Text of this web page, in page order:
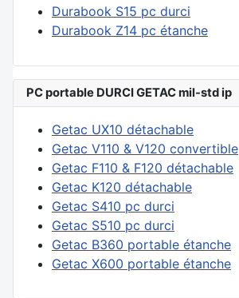
Durabook S15 pc durci
Durabook Z14 pc étanche
PC portable DURCI GETAC mil-std ip
Getac UX10 détachable
Getac V110 & V120 convertible
Getac F110 & F120 détachable
Getac K120 détachable
Getac S410 pc durci
Getac S510 pc durci
Getac B360 portable étanche
Getac X600 portable étanche